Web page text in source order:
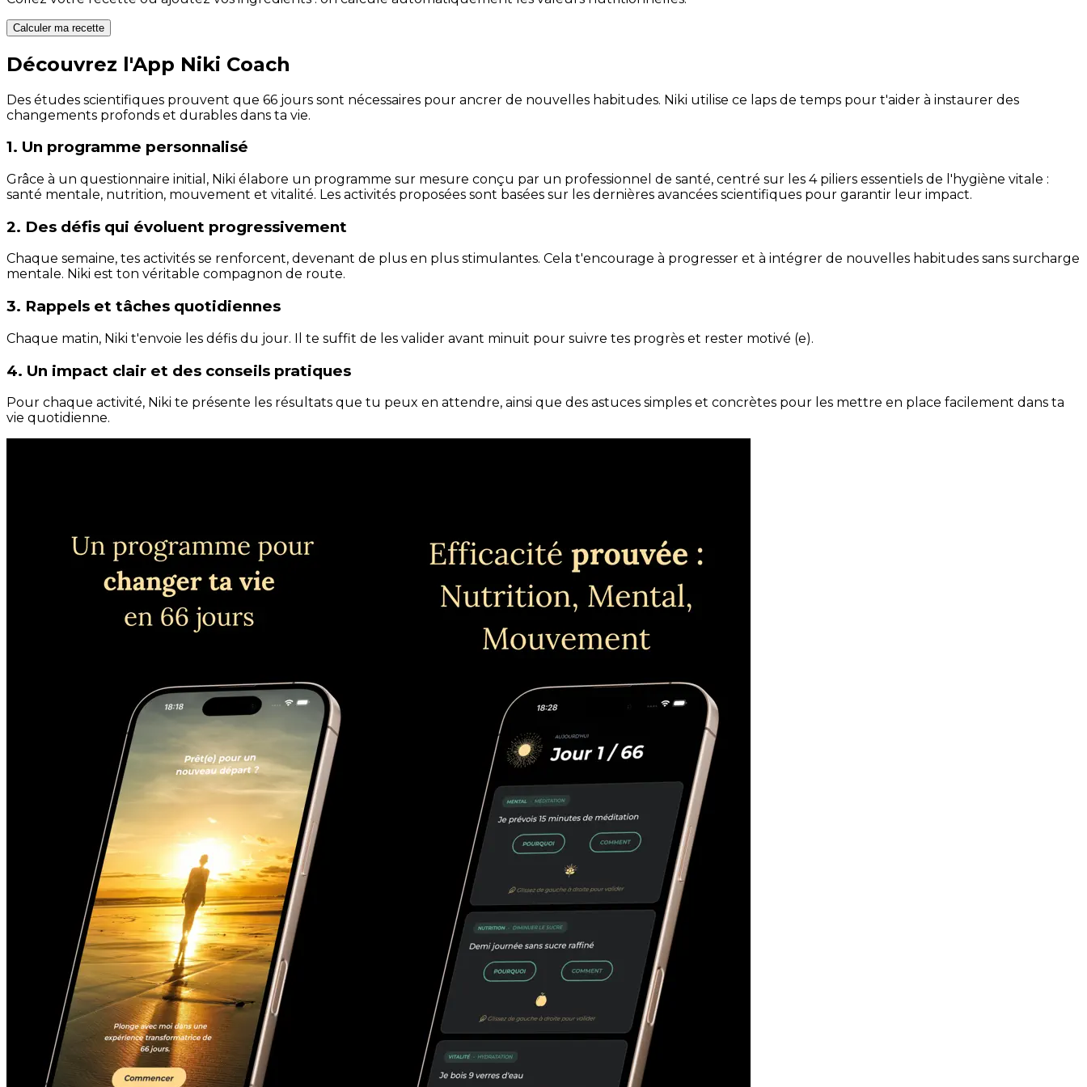
Calculer ma recette
Découvrez l'App Niki Coach
Des études scientifiques prouvent que 66 jours sont nécessaires pour ancrer de nouvelles habitudes. Niki utilise ce laps de temps pour t'aider à instaurer des
changements profonds et durables dans ta vie.
1. Un programme personnalisé
Grâce à un questionnaire initial, Niki élabore un programme sur mesure conçu par un professionnel de santé, centré sur les 4 piliers essentiels de l'hygiène vitale :
santé mentale, nutrition, mouvement et vitalité. Les activités proposées sont basées sur les dernières avancées scientifiques pour garantir leur impact.
2. Des défis qui évoluent progressivement
Chaque semaine, tes activités se renforcent, devenant de plus en plus stimulantes. Cela t'encourage à progresser et à intégrer de nouvelles habitudes sans surcharge
mentale. Niki est ton véritable compagnon de route.
3. Rappels et tâches quotidiennes
Chaque matin, Niki t'envoie les défis du jour. Il te suffit de les valider avant minuit pour suivre tes progrès et rester motivé (e).
4. Un impact clair et des conseils pratiques
Pour chaque activité, Niki te présente les résultats que tu peux en attendre, ainsi que des astuces simples et concrètes pour les mettre en place facilement dans ta
vie quotidienne.